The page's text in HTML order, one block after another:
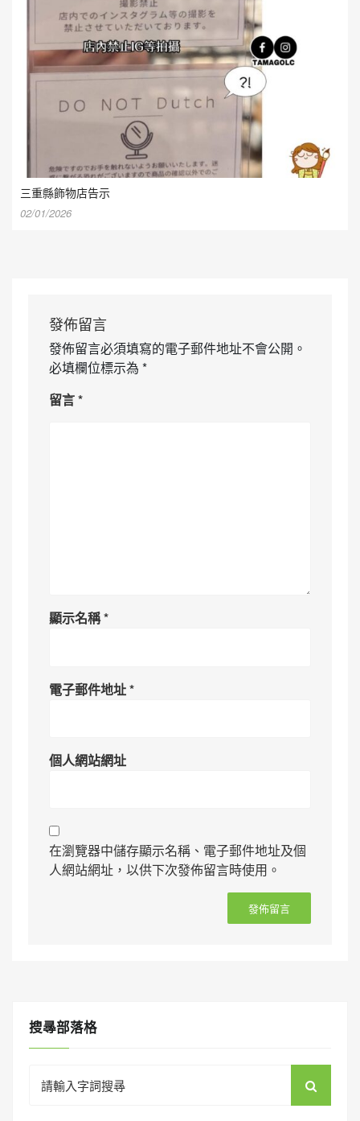
三重縣飾物店告示
02/01/2026
發佈留言
發佈留言必須填寫的電子郵件地址不會公開。
必填欄位標示為 *
留言*
顯示名稱*
電子郵件地址*
個人網站網址
在瀏覽器中儲存顯示名稱、電子郵件地址及個
人網站網址，以供下次發佈留言時使用。
搜㝷部落格
for: